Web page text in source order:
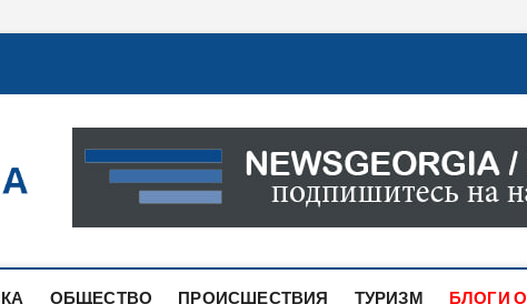
Новости Грузии
САМАЯ АКТУАЛЬНАЯ ИНФОРМАЦИЯ О СОБЫТИЯХ
САЙТЕ ВЫ НАЙДЕТЕ НОВОСТИ ПОЛИТИКИ,
ОБЩЕСТВО ПРОИСШЕСТВИЯ ТУРИЗМ БЛОГИ